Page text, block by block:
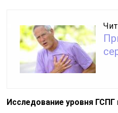
Исследование уровня ГСПГ